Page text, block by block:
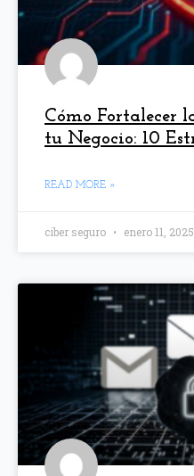
Cómo Fortalecer
tu Negocio: 10
READ MORE »
ciber seguro enero 11, 2025